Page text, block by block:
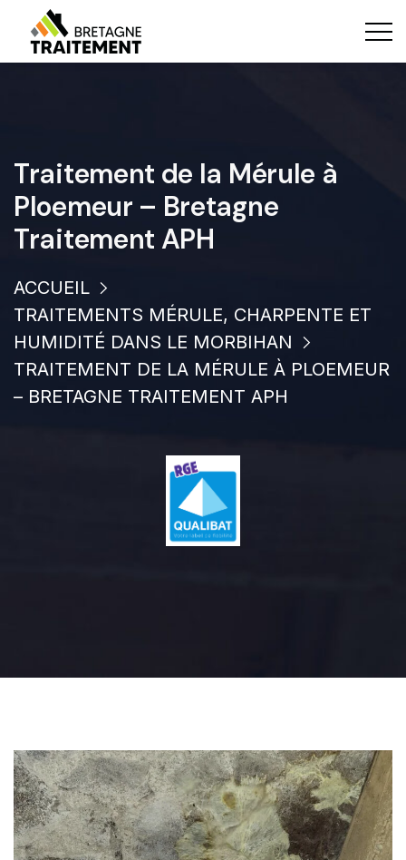
Traitement de la Mérule à
Ploemeur – Bretagne
Traitement APH
ACCUEIL
TRAITEMENTS MÉRULE, CHARPENTE ET
HUMIDITÉ DANS LE MORBIHAN
TRAITEMENT DE LA MÉRULE À PLOEMEUR
– BRETAGNE TRAITEMENT APH